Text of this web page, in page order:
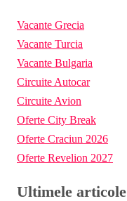
Vacante Grecia
Vacante Turcia
Vacante Bulgaria
Circuite Autocar
Circuite Avion
Oferte City Break
Oferte Craciun 2026
Oferte Revelion 2027
Ultimele articole